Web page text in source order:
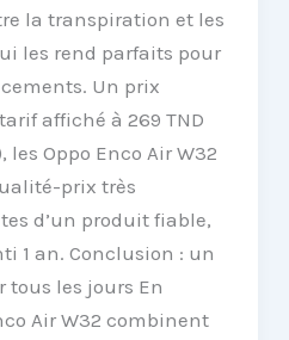
la transpiration et les
les rend parfaits pour
Un prix
affiché à 269 TND
les Oppo Enco Air W32
prix très
d’un produit fiable,
1 an. Conclusion : un
les jours En
Air W32 combinent